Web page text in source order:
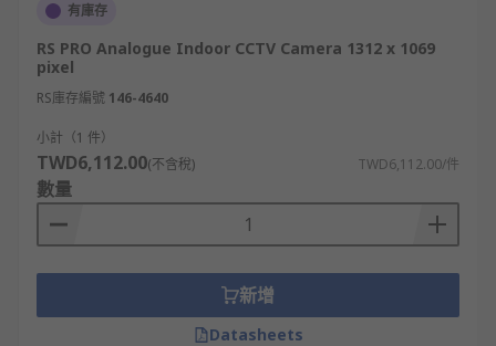
有庫存
RS PRO Analogue Indoor CCTV Camera 1312 x 1069
pixel
RS庫存編號 146-4640
小計（1 件）
TWD6,112.00(不含稅) TWD6,112.00/件
數量
新增
Datasheets